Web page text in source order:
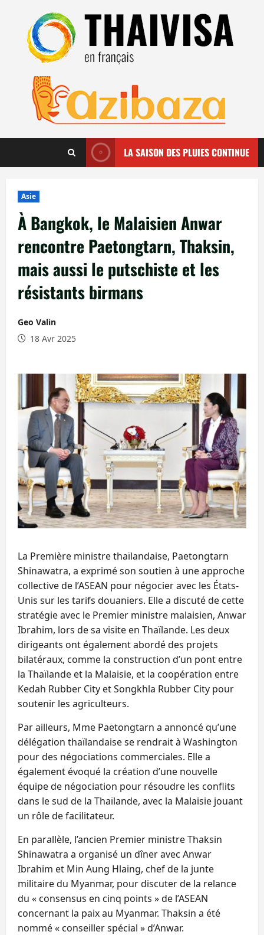
contenu
LA SAISON DES PLUIES CONTINUE
Asie
À Bangkok, le Malaisien Anwar
rencontre Paetongtarn, Thaksin,
mais aussi le putschiste et les
résistants birmans
Geo Valin
18 Avr 2025
La Première ministre thaïlandaise, Paetongtarn
Shinawatra, a exprimé son soutien à une approche
collective de l’ASEAN pour négocier avec les États-
Unis sur les tarifs douaniers. Elle a discuté de cette
stratégie avec le Premier ministre malaisien, Anwar
Ibrahim, lors de sa visite en Thaïlande. Les deux
dirigeants ont également abordé des projets
bilatéraux, comme la construction d’un pont entre
la Thaïlande et la Malaisie, et la coopération entre
Kedah Rubber City et Songkhla Rubber City pour
soutenir les agriculteurs.
Par ailleurs, Mme Paetongtarn a annoncé qu’une
délégation thaïlandaise se rendrait à Washington
pour des négociations commerciales. Elle a
également évoqué la création d’une nouvelle
équipe de négociation pour résoudre les conflits
dans le sud de la Thaïlande, avec la Malaisie jouant
un rôle de facilitateur.
En parallèle, l’ancien Premier ministre Thaksin
Shinawatra a organisé un dîner avec Anwar
Ibrahim et Min Aung Hlaing, chef de la junte
militaire du Myanmar, pour discuter de la relance
du « consensus en cinq points » de l’ASEAN
concernant la paix au Myanmar. Thaksin a été
nommé « conseiller spécial » d’Anwar.